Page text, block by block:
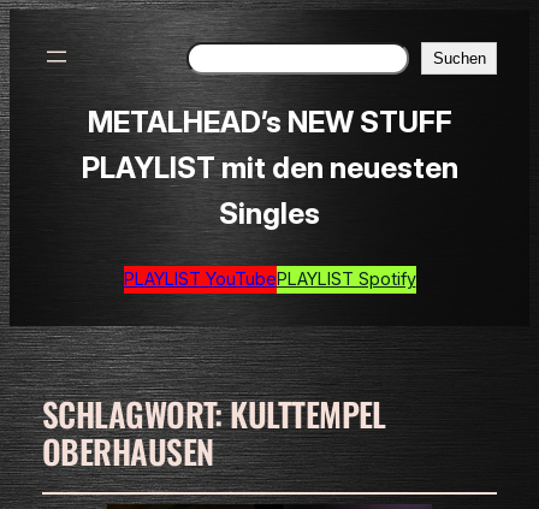
Suchen Suchen
METALHEAD’s NEW STUFF
PLAYLIST mit den neuesten
Singles
PLAYLIST YouTubePLAYLIST Spotify
SCHLAGWORT:KULTTEMPEL
OBERHAUSEN